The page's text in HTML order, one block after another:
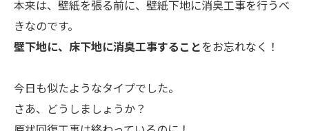
本来は、壁紙を張る前に、壁紙下地に消臭工事を行うべ
きなのです。
壁下地に、床下地に消臭工事することをお忘れなく！
今日も似たようなタイプでした。
さあ、どうしましょうか？